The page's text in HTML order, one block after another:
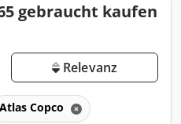
gebraucht kaufen
Relevanz
Atlas Copco